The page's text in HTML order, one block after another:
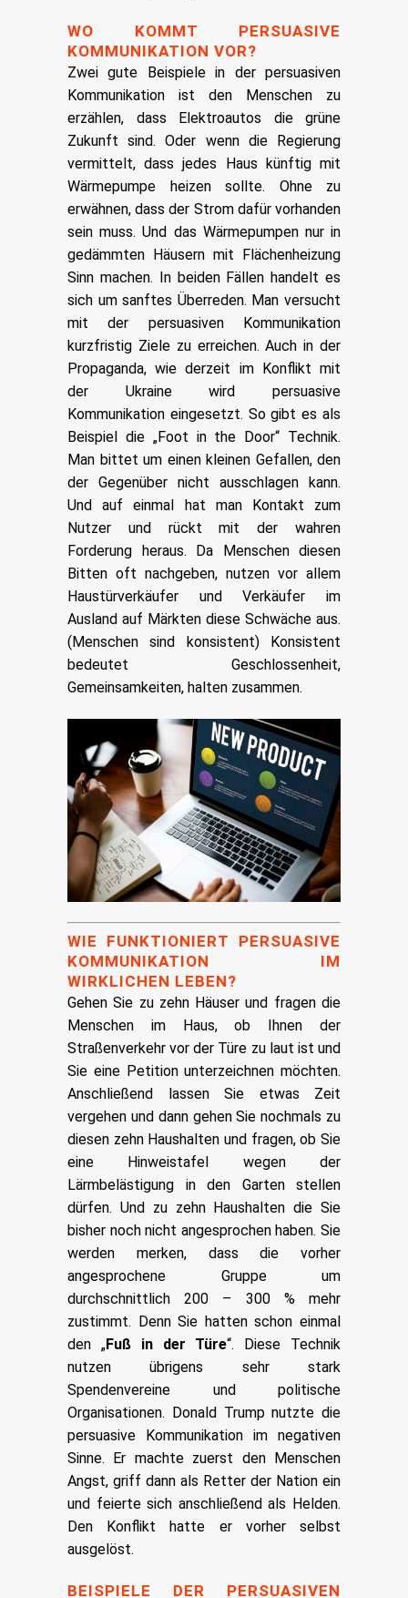
WO KOMMT PERSUASIVE
KOMMUNIKATION VOR?
Zwei gute Beispiele in der persuasiven
Kommunikation ist den Menschen zu
erzählen, dass Elektroautos die grüne
Zukunft sind. Oder wenn die Regierung
vermittelt, dass jedes Haus künftig mit
Wärmepumpe heizen sollte. Ohne zu
erwähnen, dass der Strom dafür vorhanden
sein muss. Und das Wärmepumpen nur in
gedämmten Häusern mit Flächenheizung
Sinn machen. In beiden Fällen handelt es
sich um sanftes Überreden. Man versucht
mit der persuasiven Kommunikation
kurzfristig Ziele zu erreichen. Auch in der
Propaganda, wie derzeit im Konflikt mit
der Ukraine wird persuasive
Kommunikation eingesetzt. So gibt es als
Beispiel die „Foot in the Door“ Technik.
Man bittet um einen kleinen Gefallen, den
der Gegenüber nicht ausschlagen kann.
Und auf einmal hat man Kontakt zum
Nutzer und rückt mit der wahren
Forderung heraus. Da Menschen diesen
Bitten oft nachgeben, nutzen vor allem
Haustürverkäufer und Verkäufer im
Ausland auf Märkten diese Schwäche aus.
(Menschen sind konsistent) Konsistent
bedeutet Geschlossenheit,
Gemeinsamkeiten, halten zusammen.
WIE FUNKTIONIERT PERSUASIVE
KOMMUNIKATION IM
WIRKLICHEN LEBEN?
Gehen Sie zu zehn Häuser und fragen die
Menschen im Haus, ob Ihnen der
Straßenverkehr vor der Türe zu laut ist und
Sie eine Petition unterzeichnen möchten.
Anschließend lassen Sie etwas Zeit
vergehen und dann gehen Sie nochmals zu
diesen zehn Haushalten und fragen, ob Sie
eine Hinweistafel wegen der
Lärmbelästigung in den Garten stellen
dürfen. Und zu zehn Haushalten die Sie
bisher noch nicht angesprochen haben. Sie
werden merken, dass die vorher
angesprochene Gruppe um
durchschnittlich 200 – 300 % mehr
zustimmt. Denn Sie hatten schon einmal
den „Fuß in der Türe“. Diese Technik
nutzen übrigens sehr stark
Spendenvereine und politische
Organisationen. Donald Trump nutzte die
persuasive Kommunikation im negativen
Sinne. Er machte zuerst den Menschen
Angst, griff dann als Retter der Nation ein
und feierte sich anschließend als Helden.
Den Konflikt hatte er vorher selbst
ausgelöst.
BEISPIELE DER PERSUASIVEN